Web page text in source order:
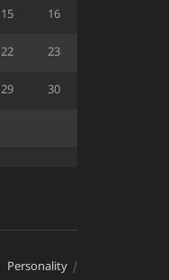
15 16
22 23
29 30
Personality